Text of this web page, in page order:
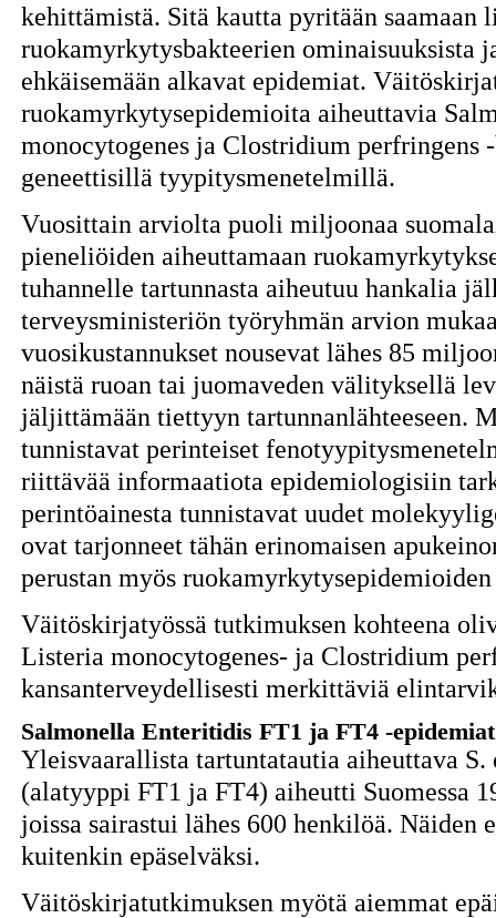
kehittämistä. Sitä kautta pyritään saamaan
ruokamyrkytysbakteerien ominaisuuksista
ehkäisemään alkavat epidemiat.
ruokamyrkytysepidemioita aiheuttavia
monocytogenes ja Clostridium perfringens
geneettisillä tyypitysmenetelmillä.
Vuosittain arviolta puoli miljoonaa
pieneliöiden aiheuttamaan
tuhannelle tartunnasta aiheutuu hankalia
terveysministeriön työryhmän arvion
vuosikustannukset nousevat lähes 85
näistä ruoan tai juomaveden välityksellä
jäljittämään tiettyyn tartunnanlähteeseen.
tunnistavat perinteiset
riittävää informaatiota epidemiologisiin
perintöainesta tunnistavat uudet
ovat tarjonneet tähän erinomaisen
perustan myös
Väitöskirjatyössä tutkimuksen kohteena
Listeria monocytogenes- ja Clostridium
kansanterveydellisesti merkittäviä
Salmonella Enteritidis FT1 ja FT4 -
Yleisvaarallista tartuntatautia aiheuttava
(alatyyppi FT1 ja FT4) aiheutti Suomessa
joissa sairastui lähes 600 henkilöä. Näiden
kuitenkin epäselväksi.
Väitöskirjatutkimuksen myötä aiemmat